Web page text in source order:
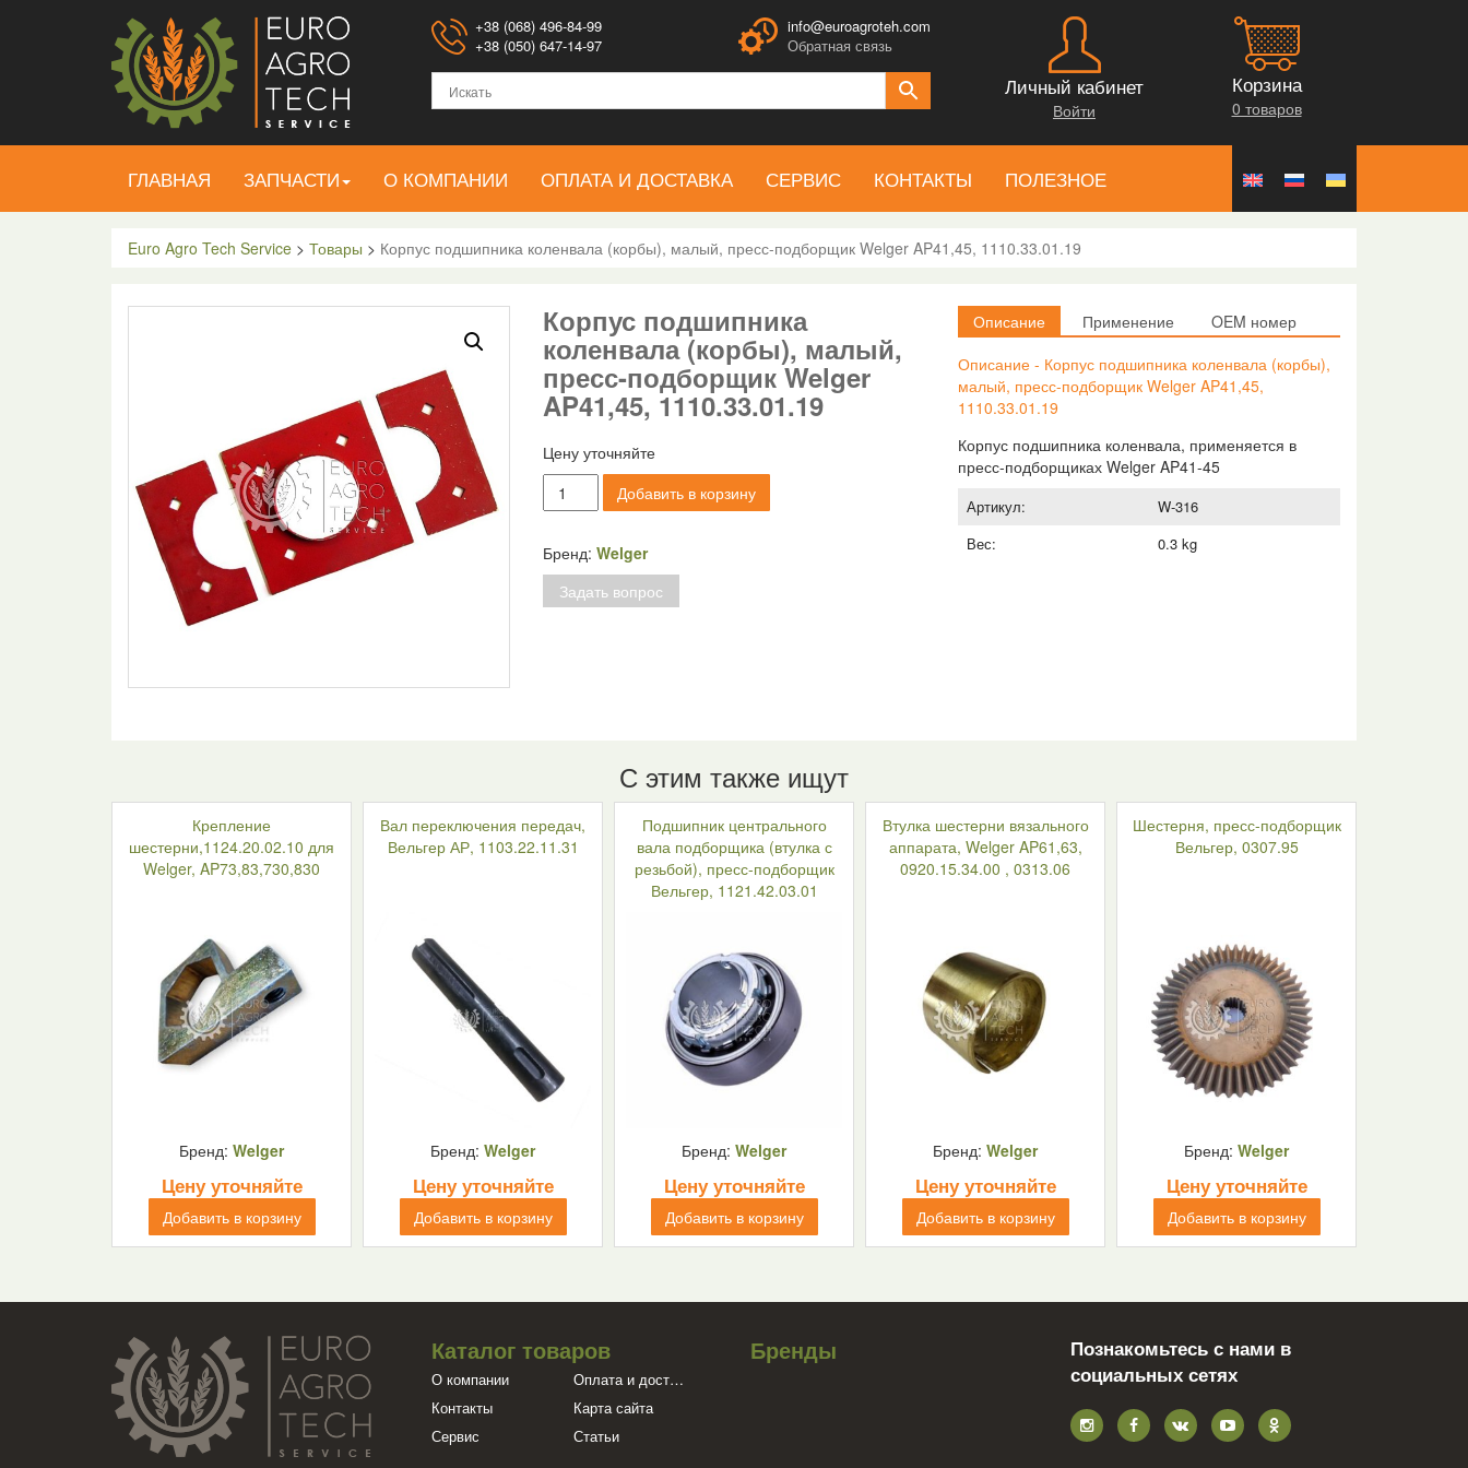
+38 (068) 496-84-99
+38 (050) 647-14-97
info@euroagroteh.com
Обратная связь
Личный кабинет
Войти
Корзина
0 товаров
ГЛАВНАЯ ЗАПЧАСТИ О КОМПАНИИ ОПЛАТА И ДОСТАВКА СЕРВИС КОНТАКТЫ ПОЛЕЗНОЕ
Euro Agro Tech Service > Товары > Корпус подшипника коленвала (корбы), малый, пресс-подборщик Welger AP41,45, 1110.33.01.19
Корпус подшипника
коленвала (корбы), малый,
пресс-подборщик Welger
AP41,45, 1110.33.01.19
Цену уточняйте
Количество
товара
подшипника
коленвала
(корбы),
Добавить в корзину
Бренд: Welger
Задать вопрос
Описание Применение
OEM номер
Описание - Корпус подшипника коленвала (корбы),
малый, пресс-подборщик Welger AP41,45,
1110.33.01.19
Корпус подшипника коленвала, применяется в
пресс-подборщиках Welger AP41-45
Артикул:
W-316
Вес:
0.3 kg
С этим также ищут
Крепление
шестерни,1124.20.02.10 для
Welger, AP73,83,730,830
Бренд: Welger
Цену уточняйте
Добавить в корзину
Вал переключения передач,
Вельгер АР, 1103.22.11.31
Бренд: Welger
Цену уточняйте
Добавить в корзину
Подшипник центрального
вала подборщика (втулка с
резьбой), пресс-подборщик
Вельгер, 1121.42.03.01
Бренд: Welger
Цену уточняйте
Добавить в корзину
Втулка шестерни вязального
аппарата, Welger AP61,63,
0920.15.34.00 , 0313.06
Бренд: Welger
Цену уточняйте
Добавить в корзину
Шестерня, пресс-подборщик
Вельгер, 0307.95
Бренд: Welger
Цену уточняйте
Добавить в корзину
Каталог товаров
О компании
Оплата и доставка
Контакты
Карта сайта
Сервис
Статьи
Бренды
Познакомьтесь с нами в
социальных сетях